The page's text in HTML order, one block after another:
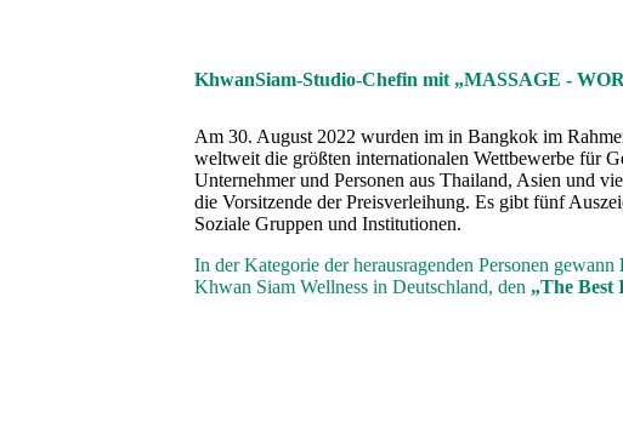
KhwanSiam-Studio-Chefin mit „MASSAGE -
Am 30. August 2022 wurden im in Bangkok im
weltweit die größten internationalen Wettbewerbe für
Unternehmer und Personen aus Thailand, Asien und
die Vorsitzende der Preisverleihung. Es gibt fünf
Soziale Gruppen und Institutionen.
In der Kategorie der herausragenden Personen gewann
Khwan Siam Wellness in Deutschland, den „The